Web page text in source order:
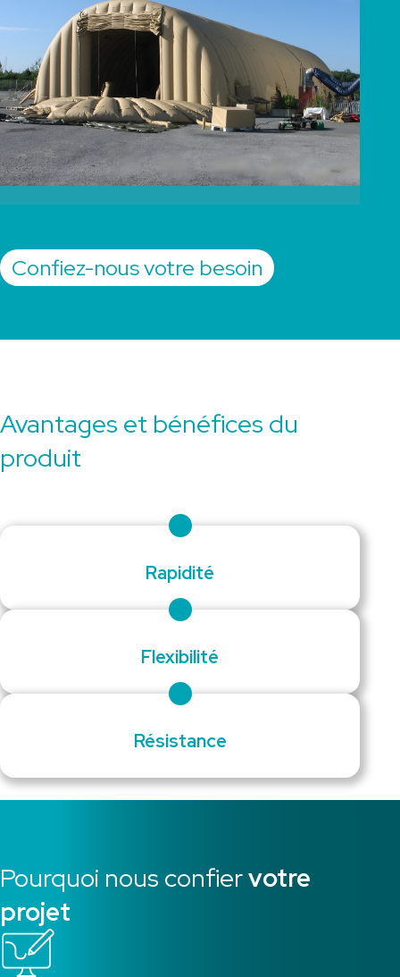
Confiez-nous votre besoin
Avantages et bénéfices du
produit
Rapidité
Flexibilité
Résistance
Pourquoi nous confiervotre
projet